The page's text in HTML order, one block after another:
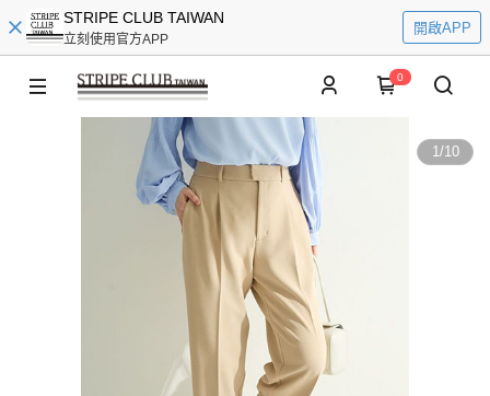
STRIPE CLUB TAIWAN
立刻使用官方APP
開啟APP
0
1/10